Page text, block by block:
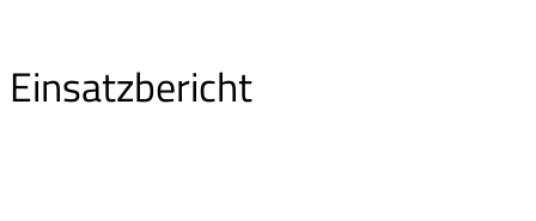
Einsatzbericht